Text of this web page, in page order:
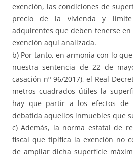
exención, las condiciones de
precio de la vivienda y
adquirentes que deben tenerse
exención aquí analizada.
b) Por tanto, en armonía con lo
nuestra sentencia de 22 de
casación nº 96/2017), el Real
metros cuadrados útiles la
hay que partir a los efectos de
debatida aquellos inmuebles que
c) Además, la norma estatal de
fiscal que tipifica la exención no
de ampliar dicha superficie